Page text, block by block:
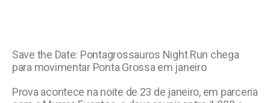
Save the Date: Pontagrossauros Night Run chega
para movimentar Ponta Grossa em janeiro
Prova acontece na noite de 23 de janeiro, em parceria